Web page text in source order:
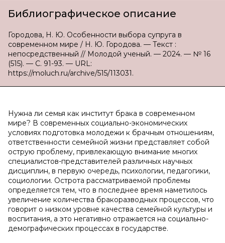
Библиографическое описание
Городова, Н. Ю. Особенности выбора супруга в
современном мире / Н. Ю. Городова. — Текст :
непосредственный // Молодой ученый. — 2024. — № 16
(515). — С. 91-93. — URL:
https://moluch.ru/archive/515/113031.
Нужна ли семья как институт брака в современном
мире? В современных социально-экономических
условиях подготовка молодежи к брачным отношениям,
ответственности семейной жизни представляет собой
острую проблему, привлекающую внимание многих
специалистов-представителей различных научных
дисциплин, в первую очередь, психологии, педагогики,
социологии. Острота рассматриваемой проблемы
определяется тем, что в последнее время наметилось
увеличение количества бракоразводных процессов, что
говорит о низком уровне качества семейной культуры и
воспитания, а это негативно отражается на социально-
демографических процессах в государстве.